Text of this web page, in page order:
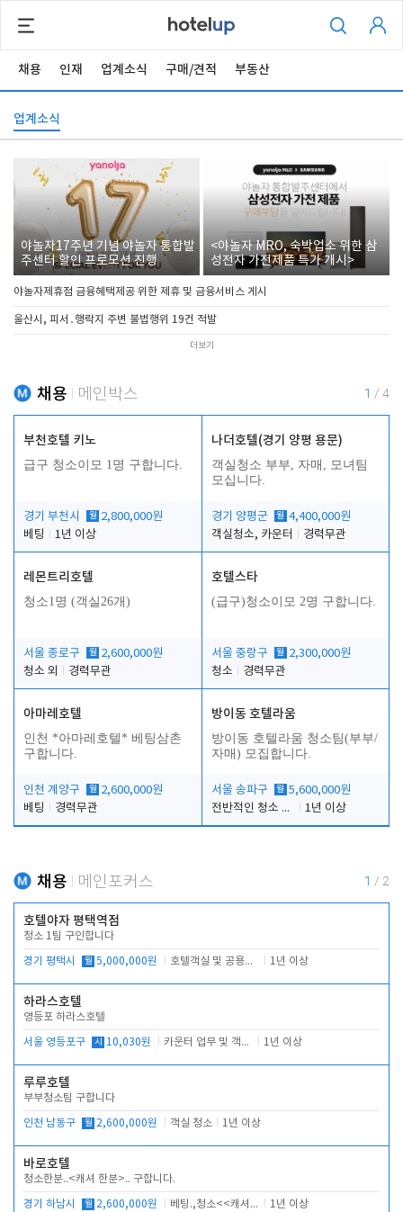
채용 인재 업계소식 구매/견적 부동산
업계소식
야놀자17주년 기념 야놀자 통합발
주센터 할인 프로모션 진행
<야놀자 MRO, 숙박업소 위한 삼
성전자 가전제품 특가 개시>
야놀자제휴점 금융혜택제공 위한 제휴 및 금융서비스 게시
울산시, 피서․행락지 주변 불법행위 19건 적발
더보기
채용 메인박스 1 / 4
부천호텔 키노
급구 청소이모 1명 구합니다.
경기 부천시 월 2,800,000원
베팅
1년 이상
나더호텔(경기 양평 용문)
객실청소 부부, 자매, 모녀팀
모십니다.
경기 양평군 월 4,400,000원
객실청소, 카운터
경력무관
레몬트리호텔
청소1명 (객실26개)
서울 종로구 월 2,600,000원
청소 외
경력무관
호텔스타
(급구)청소이모 2명 구합니다.
서울 중랑구 월 2,300,000원
청소
경력무관
아마레호텔
인천 *아마레호텔* 베팅삼촌
구합니다.
인천 계양구 월 2,600,000원
베팅
경력무관
방이동 호텔라움
방이동 호텔라움 청소팀(부부/
자매) 모집합니다.
서울 송파구 월 5,600,000원
전반적인 청소 업무(객실청소.객실정리)
1년 이상
채용 메인포커스 1 / 2
호텔야자 평택역점
청소 1팀 구인합니다
경기 평택시 월 5,000,000원 호텔객실 및 공용시설 청소 관리 1년 이상
하라스호텔
영등포 하라스호텔
서울 영등포구 시 10,030원 카운터 업무 및 객실관리(청소상태 확인, 객실판매) 1년 이상
루루호텔
부부청소팀 구합니다
인천 남동구 월 2,600,000원 객실 청소 1년 이상
바로호텔
청소한분..<캐셔 한분>.. 구합니다.
경기 하남시 월 2,600,000원 베팅.,청소<<캐셔 모셔봅니다. 1년 이상